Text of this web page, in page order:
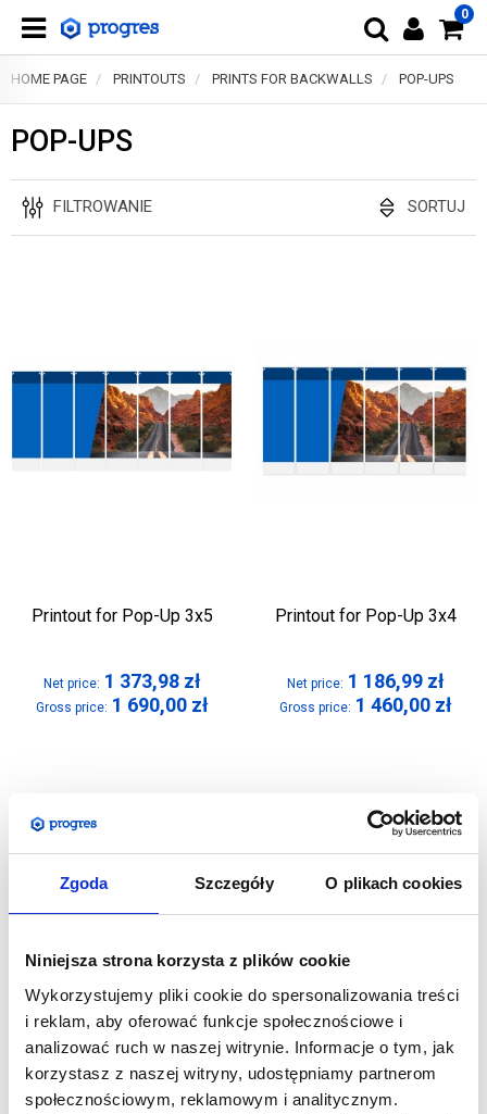
Zgoda Szczegóły O plikach cookies
Niniejsza strona korzysta z plików cookie
Wykorzystujemy pliki cookie do spersonalizowania treści
i reklam, aby oferować funkcje społecznościowe i
analizować ruch w naszej witrynie. Informacje o tym, jak
korzystasz z naszej witryny, udostępniamy partnerom
społecznościowym, reklamowym i analitycznym.
0
HOME PAGE PRINTOUTS PRINTS FOR BACKWALLS POP-UPS
POP-UPS
FILTROWANIE SORTUJ
Printout for Pop-Up 3x5
Net price: 1 373,98 zł
Gross price: 1 690,00 zł
Printout for Pop-Up 3x4
Net price: 1 186,99 zł
Gross price: 1 460,00 zł